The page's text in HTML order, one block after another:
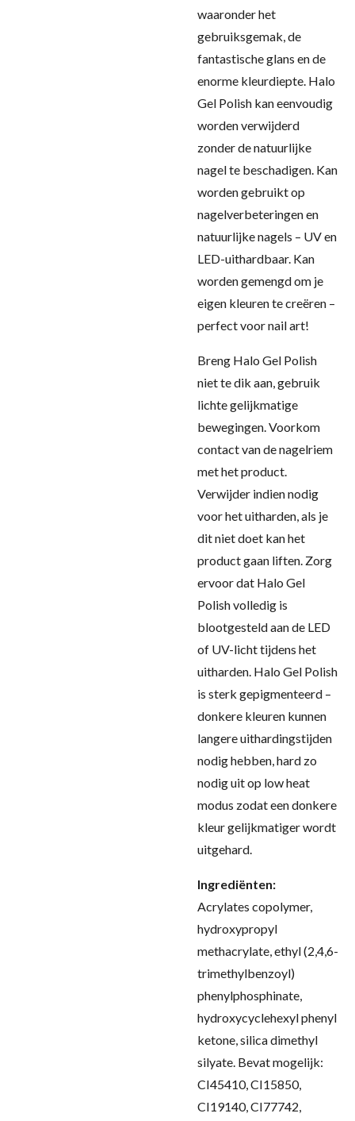
waaronder het
gebruiksgemak, de
fantastische glans en de
enorme kleurdiepte. Halo
Gel Polish kan eenvoudig
worden verwijderd
zonder de natuurlijke
nagel te beschadigen. Kan
worden gebruikt op
nagelverbeteringen en
natuurlijke nagels – UV en
LED-uithardbaar. Kan
worden gemengd om je
eigen kleuren te creëren –
perfect voor nail art!
Breng Halo Gel Polish
niet te dik aan, gebruik
lichte gelijkmatige
bewegingen. Voorkom
contact van de nagelriem
met het product.
Verwijder indien nodig
voor het uitharden, als je
dit niet doet kan het
product gaan liften. Zorg
ervoor dat Halo Gel
Polish volledig is
blootgesteld aan de LED
of UV-licht tijdens het
uitharden. Halo Gel Polish
is sterk gepigmenteerd –
donkere kleuren kunnen
langere uithardingstijden
nodig hebben, hard zo
nodig uit op low heat
modus zodat een donkere
kleur gelijkmatiger wordt
uitgehard.
Ingrediënten:
Acrylates copolymer,
hydroxypropyl
methacrylate, ethyl (2,4,6-
trimethylbenzoyl)
phenylphosphinate,
hydroxycyclehexyl phenyl
ketone, silica dimethyl
silyate. Bevat mogelijk:
CI45410, CI15850,
CI19140, CI77742,